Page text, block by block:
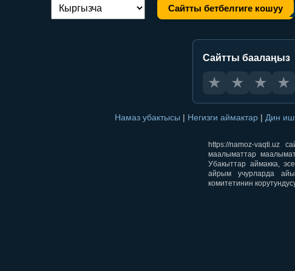
Тилди алмаштыруу: Сайтты бетбелгиге кошуу
Сайтты баалаңыз
★ ★ ★ ★
Намаз убактысы | Негизги аймактар | Дин
https://namoz-vaqti.uz
маалыматтар
Убакыттар аймакка,
айрым учурларда
комитетинин